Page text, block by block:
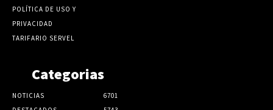
POLÍTICA DE USO Y
PRIVACIDAD
TARIFARIO SERVEL
Categorias
NOTICIAS
6701